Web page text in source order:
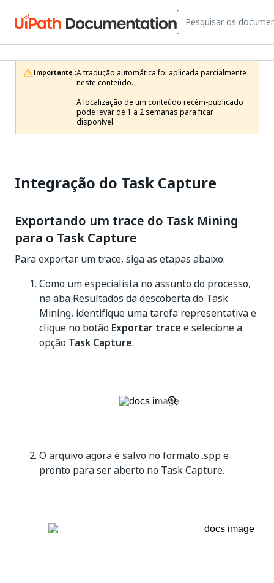
Importante :A tradução automática foi aplicada parcialmente
neste conteúdo.
A localização de um conteúdo recém-publicado
pode levar de 1 a 2 semanas para ficar
disponível.
Integração do Task Capture
Exportando um trace do Task Mining
para o Task Capture
Para exportar um trace, siga as etapas abaixo:
Como um especialista no assunto do processo,
na aba Resultados da descoberta do Task
Mining, identifique uma tarefa representativa e
clique no botão Exportar trace e selecione a
opção Task Capture.
O arquivo agora é salvo no formato .spp e
pronto para ser aberto no Task Capture.